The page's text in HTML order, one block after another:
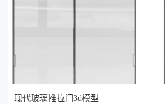
现代玻璃推拉门3d模型